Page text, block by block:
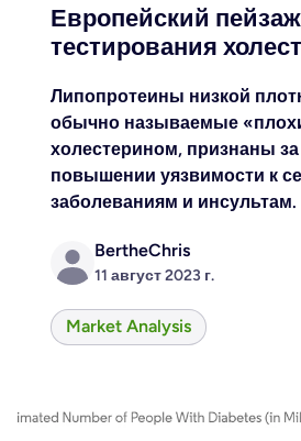
Европейский пейзаж
тестирования
Липопротеины низкой
обычно называемые
холестерином, признаны
повышении уязвимости к
заболеваниям и инсультам.
BertheChris
11 август 2023 г.
Market Analysis